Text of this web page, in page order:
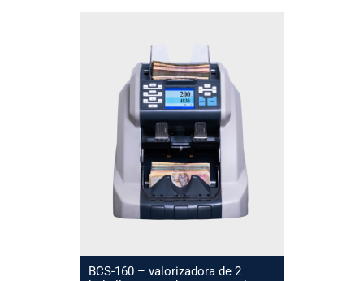
BCS-160 – valorizadora de 2